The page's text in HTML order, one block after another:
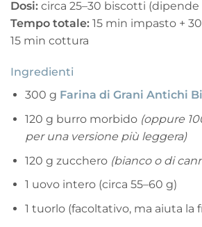
Dosi: circa 25–30 biscotti
Tempo totale: 15 min impasto +
15 min cottura
Ingredienti
300 g Farina di Grani Antichi
120 g burro morbido (oppure
per una versione più leggera)
120 g zucchero (bianco o di
1 uovo intero (circa 55–60 g)
1 tuorlo (facoltativo, ma aiuta la